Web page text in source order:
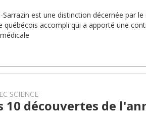
Sarrazin est une distinction décernée par
québécois accompli qui a apporté une
SCIENCE
10 découvertes de